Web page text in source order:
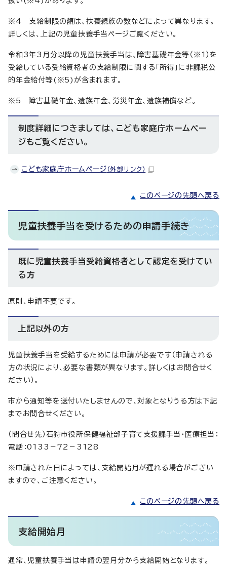
※4 支給制限の額は、扶養親族の数などによって異なります。
詳しくは、上記の児童扶養手当ページご覧ください。
令和3年3月分以降の児童扶養手当は、障害基礎年金等（※1）を
受給している受給資格者の支給制限に関する「所得」に非課税公
的年金給付等(※5)が含まれます。
※5 障害基礎年金、遺族年金、労災年金、遺族補償など。
制度詳細につきましては、こども家庭庁ホームペー
ジもご覧ください。
こども家庭庁ホームページ （外部リンク）
このページの先頭へ戻る
児童扶養手当を受けるための申請手続き
既に児童扶養手当受給資格者として認定を受けてい
る方
原則、申請不要です。
上記以外の方
児童扶養手当を受給するためには申請が必要です（申請される
方の状況により、必要な書類が異なります。詳しくはお問合せく
ださい）。
市から通知等を送付いたしませんので、対象となりうる方は下記
までお問合せください。
（問合せ先）石狩市役所保健福祉部子育て支援課手当・医療担当：
電話：0133－72－3128
※申請された日によっては、支給開始月が遅れる場合がござい
ますので、ご注意ください。
このページの先頭へ戻る
支給開始月
通常、児童扶養手当は申請の翌月分から支給開始となります。